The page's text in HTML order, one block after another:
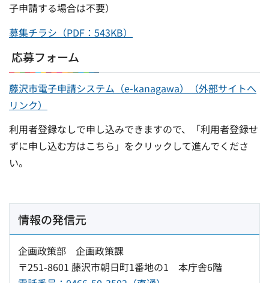
子申請する場合は不要）
募集チラシ（PDF：543KB）
応募フォーム
藤沢市電子申請システム（e-kanagawa）（外部サイトへ
リンク）
利用者登録なしで申し込みできますので、「利用者登録せ
ずに申し込む方はこちら」をクリックして進んでくださ
い。
情報の発信元
企画政策部 企画政策課
〒251-8601 藤沢市朝日町1番地の1 本庁舎6階